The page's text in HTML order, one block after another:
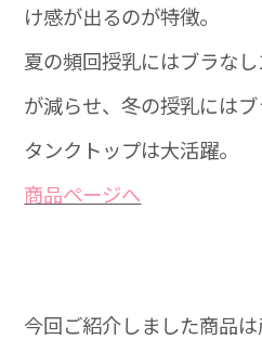
け感が出るのが特徴。
夏の頻回授乳にはブラな
が減らせ、冬の授乳には
タンクトップは大活躍。
商品ぺージへ
今回ご紹介しました商品